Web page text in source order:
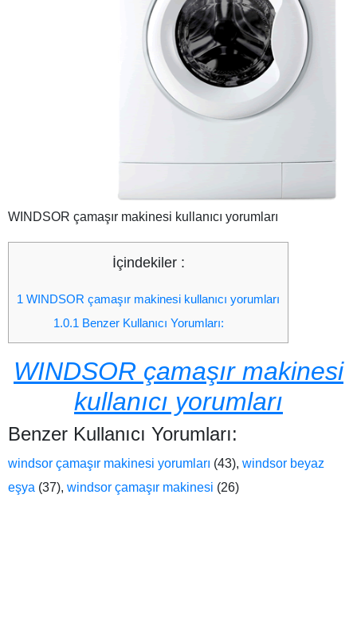
WINDSOR çamaşır makinesi kullanıcı yorumları
İçindekiler :
1 WINDSOR çamaşır makinesi kullanıcı yorumları
1.0.1 Benzer Kullanıcı Yorumları:
WINDSOR çamaşır makinesi
kullanıcı yorumları
Benzer Kullanıcı Yorumları:
windsor çamaşır makinesi yorumları (43), windsor beyaz
eşya (37), windsor çamaşır makinesi (26)